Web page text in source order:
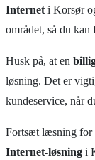
Internet i Korsør
området, så du
Husk på, at en
løsning. Det er
kundeservice, når
Fortsæt læsning for
Internet-løsning i